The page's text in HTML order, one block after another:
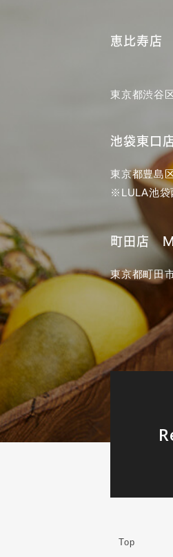
恵比寿
東京都渋谷
池袋東
東京都豊島
※LULA池袋
町田店
東京都町田
Top